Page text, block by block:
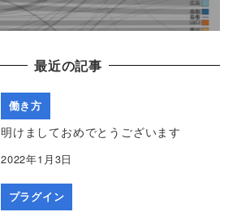
最近の記事
働き方
明けましておめでとうございます
2022年1月3日
プラグイン